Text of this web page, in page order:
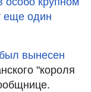
еще один
был вынесен
"короля